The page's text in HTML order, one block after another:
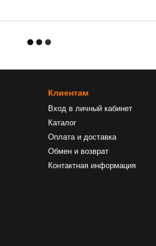
Клиентам
Вход в личный кабинет
Каталог
Оплата и доставка
Обмен и возврат
Контактная информация